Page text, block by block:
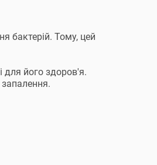
бактерій. Тому, цей
для його здоров'я.
запалення.